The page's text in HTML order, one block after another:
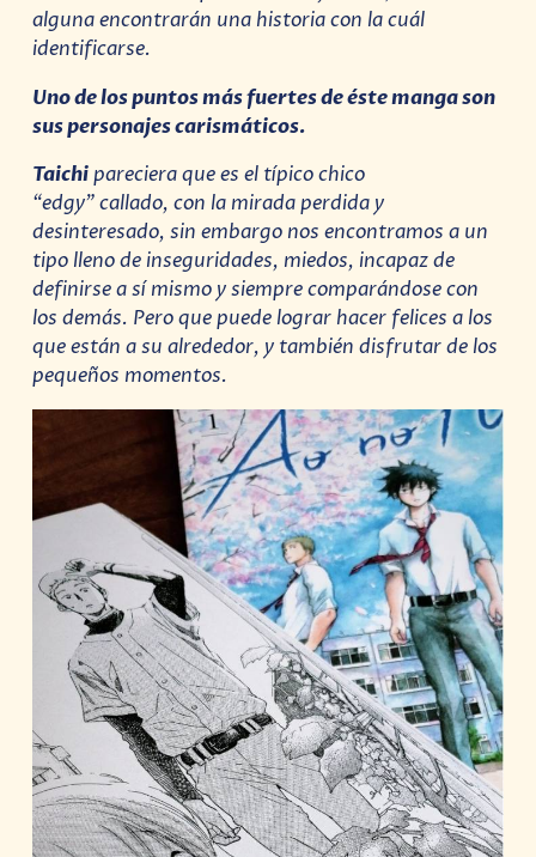
alguna encontrarán una historia con la cuál
identificarse.
Uno de los puntos más fuertes de éste manga son
sus personajes carismáticos.
Taichipareciera que es el típico chico
“edgy” callado, con la mirada perdida y
desinteresado, sin embargo nos encontramos a un
tipo lleno de inseguridades, miedos, incapaz de
definirse a sí mismo y siempre comparándose con
los demás. Pero que puede lograr hacer felices a los
que están a su alrededor, y también disfrutar de los
pequeños momentos.